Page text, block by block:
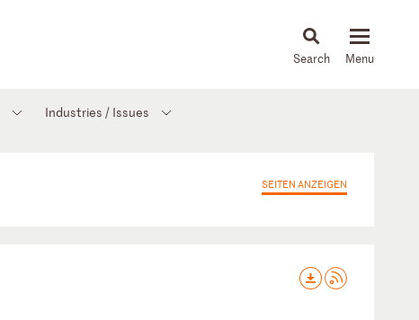
News & Insights
Industries / Issues
SEITEN ANZEIGEN